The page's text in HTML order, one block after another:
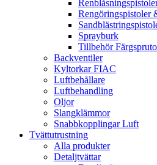
Rengöringspistoler
Sprayburk
Tillbehör
Backventiler
Kyltorkar FIAC
Luftbehållare
Luftbehandling
Oljor
Slangklämmor
Snabbkopplingar Luft
Tvättutrustning
Alla produkter
Detaljtvättar